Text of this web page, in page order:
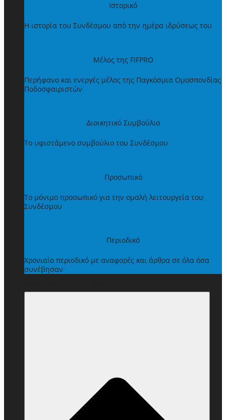
Ιστορικό
Η ιστορία του Συνδέσμου από την ημέρα ιδρύσεως του
Μέλος της FIFPRO
Περήφανο και ενεργές μέλος της Παγκόσμια Ομοσπονδίας
Ποδοσφαιριστών
Διοικητικό Συμβούλιο
Το υφιστάμενο συμβούλιο του Συνδέσμου
Προσωπικό
Το μόνιμο προσωπικό για την ομαλή λειτουργεία του
Συνδέσμου
Περιοδικό
Χρονιαίο περιοδικό με αναφορές και άρθρα σε όλα όσα
συνέβησαν